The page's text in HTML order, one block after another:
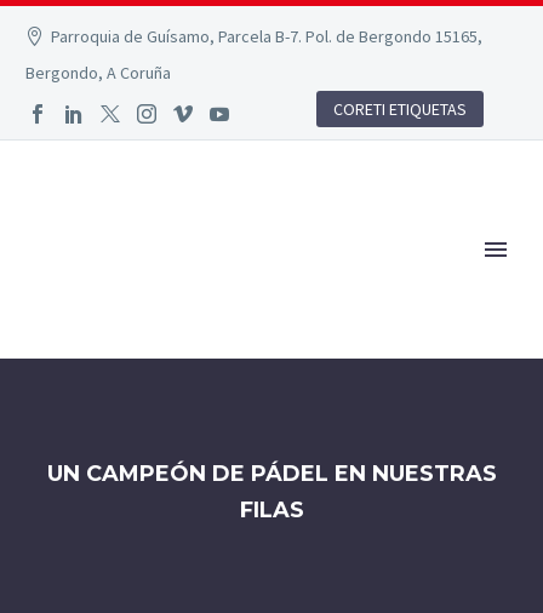
Parroquia de Guísamo, Parcela B-7. Pol. de Bergondo 15165,
Bergondo, A Coruña
CORETI ETIQUETAS
UN CAMPEÓN DE PÁDEL EN NUESTRAS
FILAS